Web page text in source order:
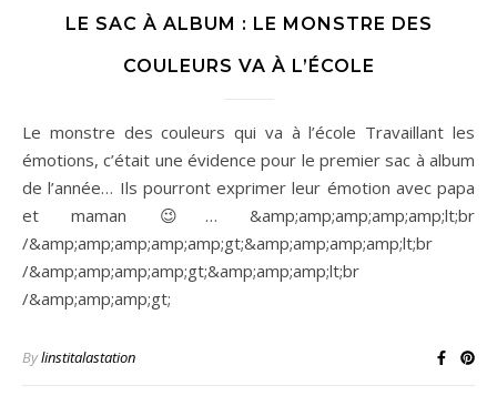
LE SAC À ALBUM : LE MONSTRE DES
COULEURS VA À L’ÉCOLE
Le monstre des couleurs qui va à l’école Travaillant les
émotions, c’était une évidence pour le premier sac à album
de l’année… Ils pourront exprimer leur émotion avec papa
et maman 😉… &amp;amp;amp;amp;amp;lt;br
/&amp;amp;amp;amp;amp;gt;&amp;amp;amp;amp;lt;br
/&amp;amp;amp;amp;gt;&amp;amp;amp;lt;br
/&amp;amp;amp;gt;
Bylinstitalastation